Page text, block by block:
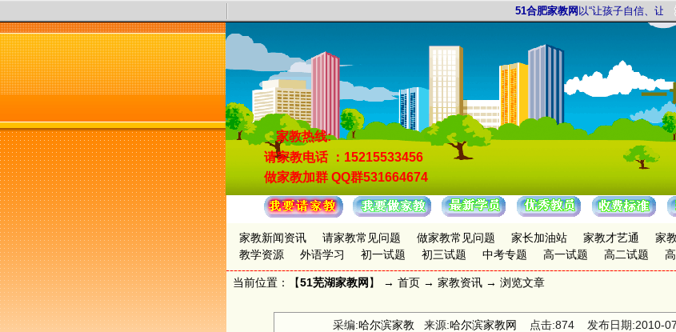
51合肥家教网以“让孩子自信、让家
家教热线:
请家教电话 ：15215533456
做家教加群 QQ群531664674
家教新闻资讯 请家教常见问题 做家教常见问题 家长加油站 家教才艺通 家
教学资源
外语学习 初一试题 初三试题 中考专题 高一试题 高二试题
当前位置：【51芜湖家教网 】 → 首页 → 家教资讯 → 浏览文章
采编:哈尔滨家教 来源:哈尔滨家教网 点击:874 发布日期:2010-